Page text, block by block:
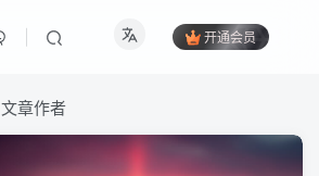
开通会员
文章作者